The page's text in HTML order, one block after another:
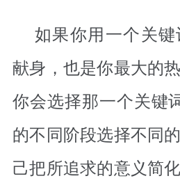
如果你用一个关
献身，也是你最大的
你会选择那一个关键
的不同阶段选择不同
己把所追求的意义简